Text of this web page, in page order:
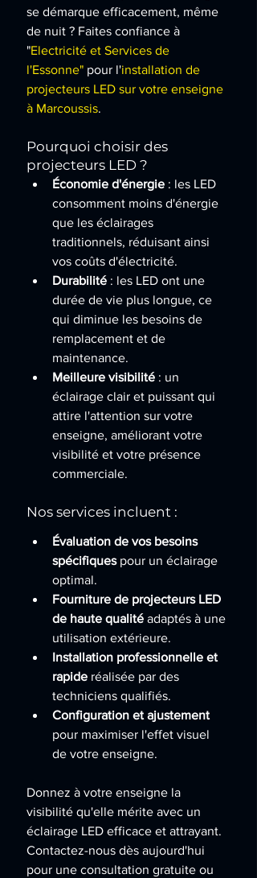
se démarque efficacement, même
de nuit ? Faites confiance à
"Electricité et Services de
l'Essonne" pour l'installation de
projecteurs LED sur votre enseigne
à Marcoussis.
Pourquoi choisir des
projecteurs LED ?
Économie d'énergie : les LED
consomment moins d'énergie
que les éclairages
traditionnels, réduisant ainsi
vos coûts d'électricité.
Durabilité : les LED ont une
durée de vie plus longue, ce
qui diminue les besoins de
remplacement et de
maintenance.
Meilleure visibilité : un
éclairage clair et puissant qui
attire l'attention sur votre
enseigne, améliorant votre
visibilité et votre présence
commerciale.
Nos services incluent :
Évaluation de vos besoins
spécifiques pour un éclairage
optimal.
Fourniture de projecteurs LED
de haute qualité adaptés à une
utilisation extérieure.
Installation professionnelle et
rapide réalisée par des
techniciens qualifiés.
Configuration et ajustement
pour maximiser l'effet visuel
de votre enseigne.
Donnez à votre enseigne la
visibilité qu'elle mérite avec un
éclairage LED efficace et attrayant.
Contactez-nous dès aujourd'hui
pour une consultation gratuite ou